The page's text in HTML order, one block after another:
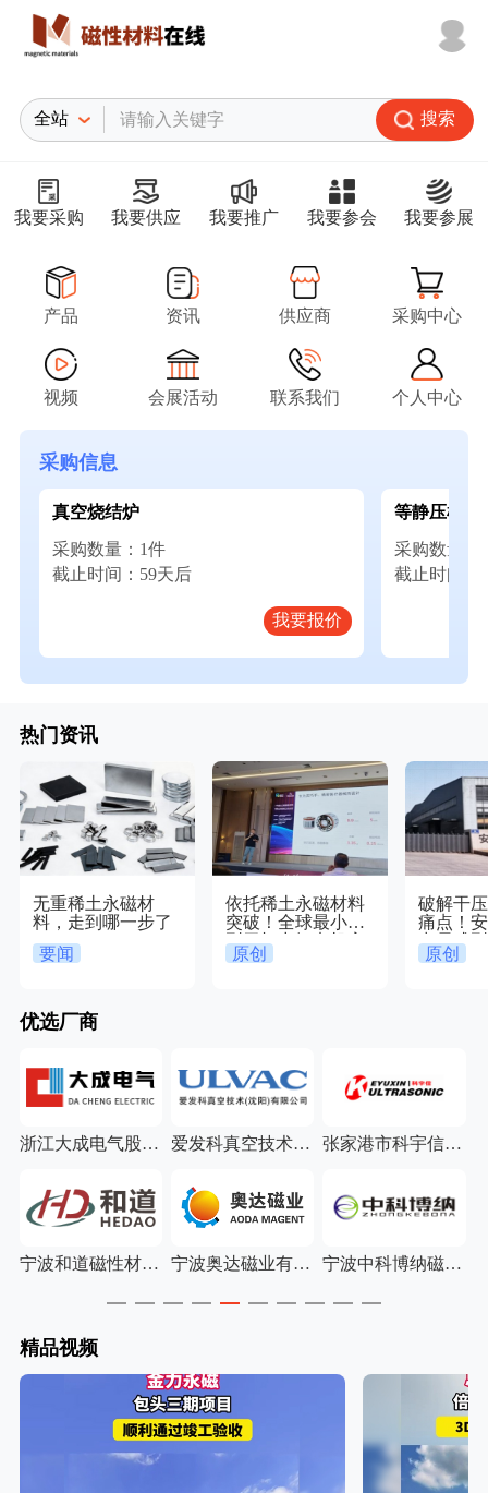
搜索
我要采购 我要供应 我要推广 我要参会 我要参展
产品 资讯 供应商 采购中心
视频 会展活动 联系我们 个人中心
采购信息
真空烧结炉
采购数量：1件
截止时间：59天后
我要报价
等静压机
采购数量：
截止时间：
热门资讯
无重稀土永磁材
料，走到哪一步了
要闻
依托稀土永磁材料
突破！全球最小微
型无框力矩电机亮
相原创
破解干
痛点！
出易成
体磁粉
原创
优选厂商
浙江大成电气股份有限公司 爱发科真空技术（沈阳）有限公司 张家港市科宇信超声有限公司
宁波和道磁性材料有限公司 宁波奥达磁业有限公司 宁波中科博纳磁电有限公司
精品视频